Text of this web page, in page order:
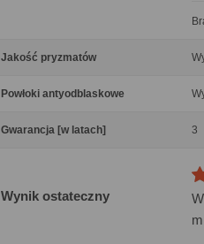
Jakość pryzmatów
Powłoki antyodblaskowe
Gwarancja [w latach] 3
Wynik ostateczny